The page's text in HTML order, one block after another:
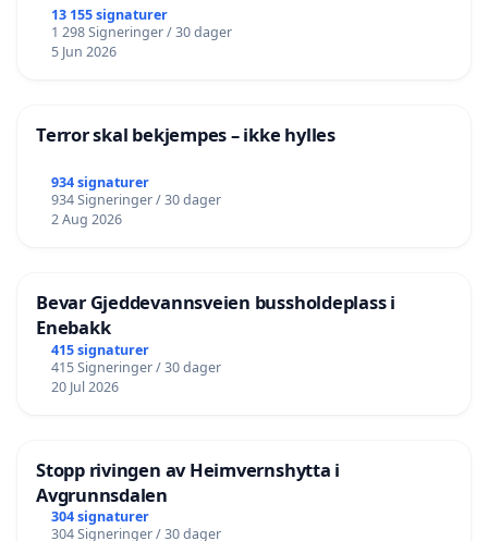
13 155 signaturer
1 298 Signeringer / 30 dager
5 Jun 2026
Terror skal bekjempes – ikke hylles
934 signaturer
934 Signeringer / 30 dager
2 Aug 2026
Bevar Gjeddevannsveien bussholdeplass i
Enebakk
415 signaturer
415 Signeringer / 30 dager
20 Jul 2026
Stopp rivingen av Heimvernshytta i
Avgrunnsdalen
304 signaturer
304 Signeringer / 30 dager